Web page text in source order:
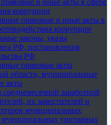
и иные акты в сфере
коррупции
правовые и иные акты в
коррупции
законы, указы
РФ, постановления
РФ
правовые акты
области, муниципальные
акты
заработной
их заместителей и
муниципальных
унитарных